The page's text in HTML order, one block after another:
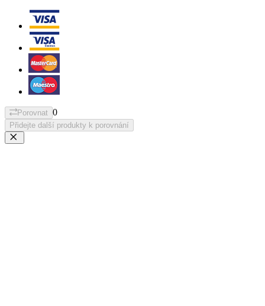
Porovnat 0
Přidejte další produkty k porovnání